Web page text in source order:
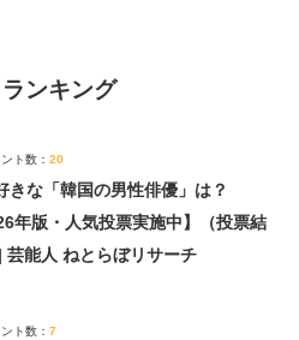
ンキング
ト数： 20
きな「韓国の男性俳優」は？
年版・人気投票実施中】（投票結
芸能人 ねとらぼリサーチ
ト数： 7